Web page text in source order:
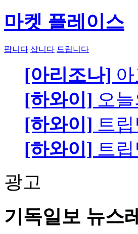
마켓 플레이스
팝니다 삽니다 드립니다
[아리조나]
[하와이] 오
[하와이] 트
[하와이] 트
광고
기독일보 뉴스